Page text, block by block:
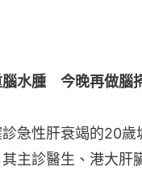
水腫　今晚再做腦
急性肝衰竭的20
主診醫生、港大肝